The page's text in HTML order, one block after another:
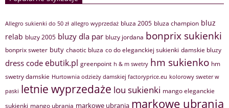
Allegro sukienki do 50 zł allegro wyprzedaż bluza 2005 bluza champion bluz
relab bluzy 2005 bluzy dla par bluzy jordana bonprix sukienki
bonprix sweter buty chaotic bluza co do eleganckiej sukienki damskie bluzy
dress code ebutik.pl greenpoint h & m swetry hm sukienko hm
swetry damskie Hurtownia odzieży damskiej factoryprice.eu kolorowy sweter w
paski letnie wyprzedaże lou sukienki mango eleganckie
sukienki mango ubrania markowe ubrania markowe ubrania